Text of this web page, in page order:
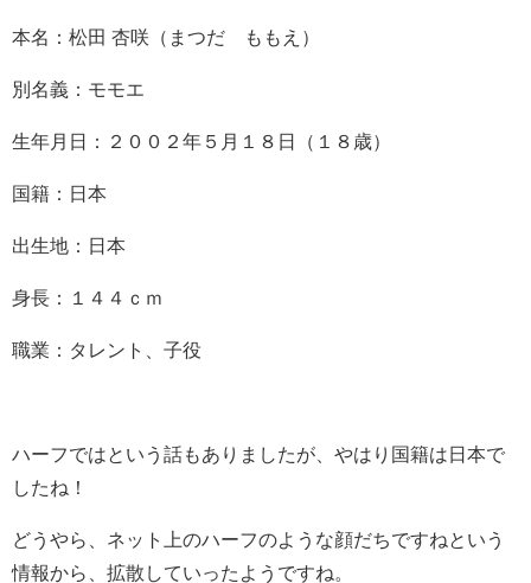
本名： 松田 杏咲（まつだ ももえ）
別名義：モモエ
生年月日：２００２年５月１８日（１８歳）
国籍：日本
出生地：日本
身長：１４４ｃｍ
職業：タレント、子役
ハーフではという話もありましたが、やはり国籍は日本で
したね！
どうやら、ネット上のハーフのような顔だちですねという
情報から、拡散していったようですね。